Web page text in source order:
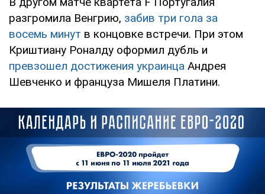
разгромила Венгрию, забив три гола за
восемь минут в концовке встречи. При этом
Криштиану Роналду оформил дубль и
превзошел достижения украинца Андрея
Шевченко и француза Мишеля Платини.